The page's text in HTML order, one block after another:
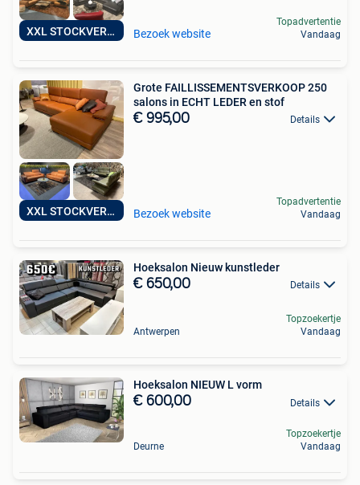
XXL STOCKVERKOOP Bezoek website
Topadvertentie
Vandaag
XXL STOCKVERKOOP
Grote FAILLISSEMENTSVERKOOP 250
salons in ECHT LEDER en stof
€ 995,00 Details
Bezoek website
Topadvertentie
Vandaag
Hoeksalon Nieuw kunstleder
€ 650,00 Details
Antwerpen
Topzoekertje
Vandaag
Hoeksalon NIEUW L vorm
€ 600,00 Details
Deurne
Topzoekertje
Vandaag